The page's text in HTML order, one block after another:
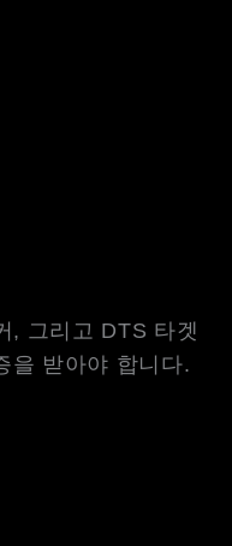
, 그리고 DTS 타겟
을 받아야 합니다.